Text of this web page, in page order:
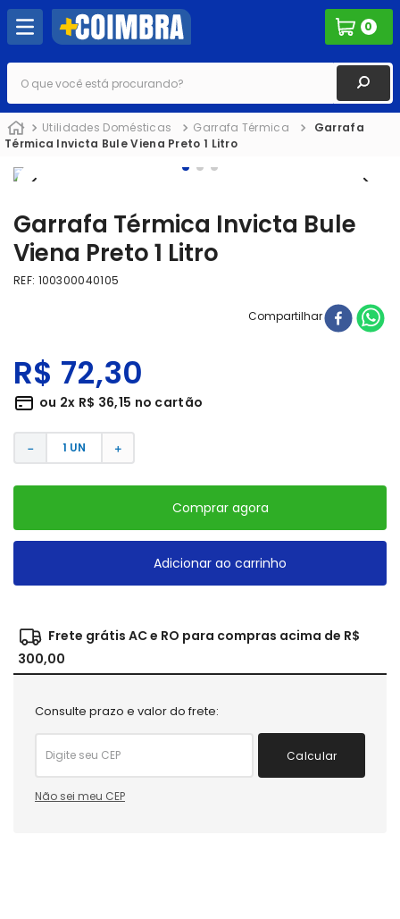
0
O que você está procurando?
Utilidades Domésticas Garrafa Térmica
Garrafa
Térmica Invicta Bule Viena Preto 1 Litro
Garrafa Térmica Invicta Bule
Viena Preto 1 Litro
REF: 100300040105
Compartilhar
R$ 72,30
ou 2x R$ 36,15 no cartão
＋
－
Comprar agora
Adicionar ao carrinho
Frete grátis AC e RO para compras acima de R$
300,00
Consulte prazo e valor do frete:
Calcular
Não sei meu CEP